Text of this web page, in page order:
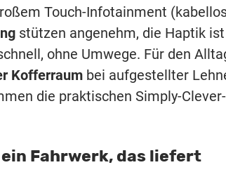
Touch-Infotainment
stützen angenehm, die Haptik ist
ohne Umwege. Für den
Kofferraum bei aufgestellter
die praktischen Simply-Clever-
Fahrwerk, das liefert